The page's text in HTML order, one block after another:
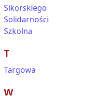
Sikorskiego
Solidarności
Szkolna
T
Targowa
W